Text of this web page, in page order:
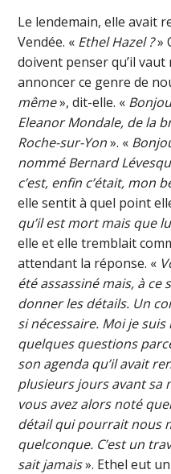
Le lendemain, elle avait
Vendée. « Ethel Hazel ?»
doivent penser qu’il
annoncer ce genre de
même», dit-elle. «
Eleanor Mondale, de la
Roche-sur-Yon». «
nommé Bernard
c’est, enfin c’était, mon
elle sentit à quel point
qu’il est mort mais que
elle et elle tremblait
attendant la réponse. «
été assassiné mais, à ce
donner les détails. Un
si nécessaire. Moi je
quelques questions
son agenda qu’il avait
plusieurs jours avant sa
vous avez alors noté
détail qui pourrait nous
quelconque. C’est un
sait jamais». Ethel eut